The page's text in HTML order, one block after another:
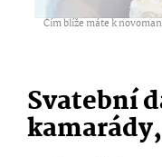
Čím blíže máte k
Svatební